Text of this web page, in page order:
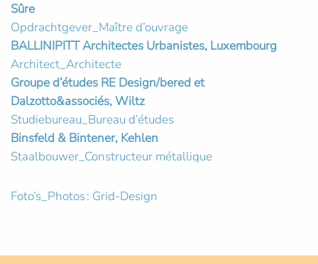
Sûre
Opdrachtgever_Maître d’ouvrage
BALLINIPITT Architectes Urbanistes, Luxembourg
Architect_Architecte
Groupe d’études RE Design/bered et
Dalzotto&associés, Wiltz
Studiebureau_Bureau d’études
Binsfeld & Bintener, Kehlen
Staalbouwer_Constructeur métallique
Foto’s_Photos : Grid-Design